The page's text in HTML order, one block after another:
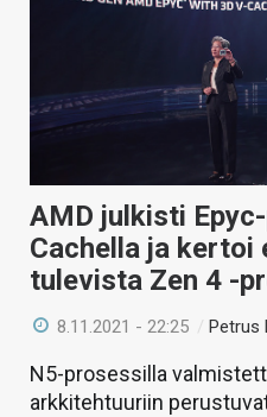
AMD julkisti
Cachella ja kertoi
tulevista Zen 4 -
8.11.2021 - 22:25 /Petrus
N5-prosessilla
arkkitehtuuriin